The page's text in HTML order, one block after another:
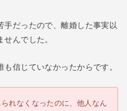
手だったので、離婚した事実以
せんでした。
信じていなかったからです。
れなくなったのに、他人なん